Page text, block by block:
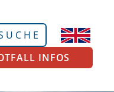
INFOS